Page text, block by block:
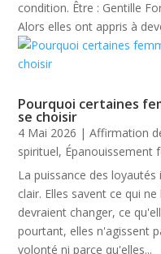
condition. Être : Gentille
Alors elles ont appris à
Pourquoi certaines
se choisir
4 Mai 2026 |Affirmation
spirituel, Épanouissement
La puissance des
clair. Elles savent ce qui
devraient changer, ce
pourtant, elles n'agissent
volonté ni parce qu'elles...